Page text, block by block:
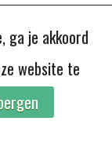
ga je akkoord
website te